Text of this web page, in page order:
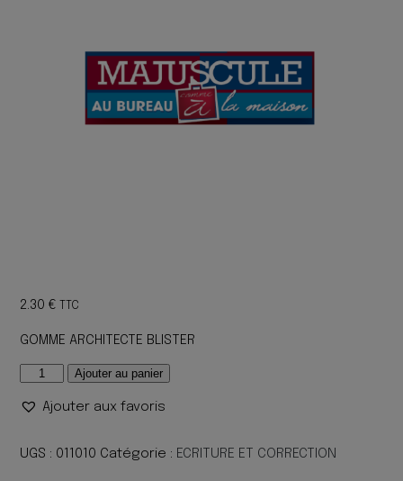
2.30€ TTC
GOMME ARCHITECTE BLISTER
quantité
GOMME
BLISTER
Ajouter au panier
Ajouter aux favoris
UGS : 011010 Catégorie : ECRITURE ET CORRECTION